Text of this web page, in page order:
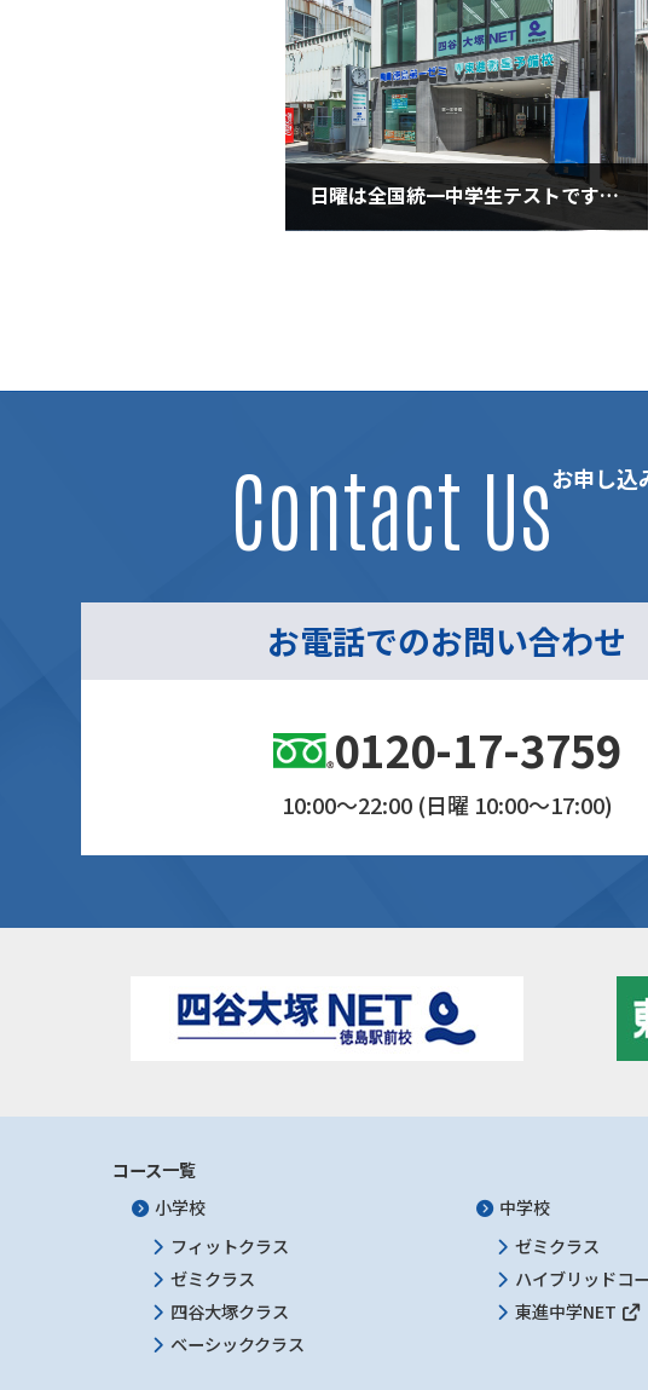
日曜は全国統一中学生テストです（５月２７日・金曜日）
お申し込
Contact Us
お電話でのお問い合わせ
0120-17-3759
10:00～22:00 (日曜 10:00～17:00)
コース一覧
小学校
フィットクラス
ゼミクラス
四谷大塚クラス
ベーシッククラス
中学校
ゼミクラス
ハイブリッドコ
東進中学NET